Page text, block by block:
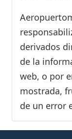
derivados
de la
web, o por
mostrada,
de un error